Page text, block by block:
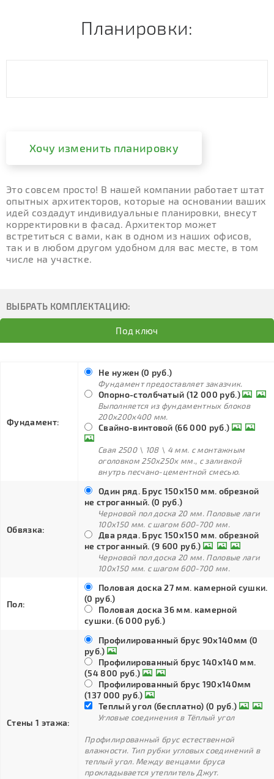
Планировки:
Хочу изменить планировку
Это совсем просто! В нашей компании работает штат
опытных архитекторов, которые на основании ваших
идей создадут индивидуальные планировки, внесут
корректировки в фасад. Архитектор может
встретиться с вами, как в одном из наших офисов,
так и в любом другом удобном для вас месте, в том
числе на участке.
ВЫБРАТЬ КОМПЛЕКТАЦИЮ:
Под ключ
Фундамент:
Не нужен (0 руб.)
Фундамент предоставляет заказчик.
Опорно-столбчатый (12 000 руб.)
Выполняется из фундаментных блоков
200х200х400 мм.
Свайно-винтовой (66 000 руб.)
Свая 2500 \ 108 \ 4 мм. с монтажным
оголовком 250х250х мм., с заливкой
внутрь песчано-цементной смесью.
Обвязка:
Один ряд. Брус 150х150 мм. обрезной
не строганный. (0 руб.)
Черновой пол доска 20 мм. Половые лаги
100х150 мм. с шагом 600-700 мм.
Два ряда. Брус 150х150 мм. обрезной
не строганный. (9 600 руб.)
Черновой пол доска 20 мм. Половые лаги
100х150 мм. с шагом 600-700 мм.
Пол:
Половая доска 27 мм. камерной сушки.
(0 руб.)
Половая доска 36 мм. камерной
сушки. (6 000 руб.)
Стены 1 этажа:
Профилированный брус 90х140мм (0
руб.)
Профилированный брус 140х140 мм.
(54 800 руб.)
Профилированный брус 190х140мм
(137 000 руб.)
Теплый угол (бесплатно) (0 руб.)
Угловые соединения в Тёплый угол
Профилированный брус естественной
влажности. Тип рубки угловых соединений в
теплый угол. Между венцами бруса
прокладывается утеплитель Джут.